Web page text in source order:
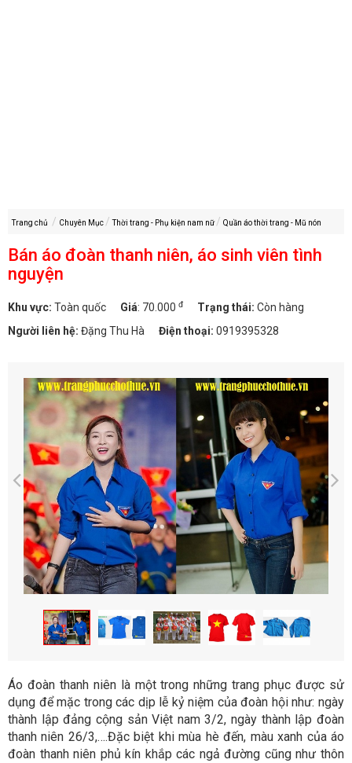
Trang chủ Chuyên Mục Thời trang - Phụ kiện nam nữ Quần áo thời trang - Mũ nón
Bán áo đoàn thanh niên, áo sinh viên tình
nguyện
Khu vực: Toàn quốc Giá: 70.000 đ Trạng thái: Còn hàng
Người liên hệ: Đặng Thu Hà Điện thoại: 0919395328
Áo đoàn thanh niên là một trong những trang phục được sử
dụng để mặc trong các dịp lễ kỷ niệm của đoàn hội như: ngày
thành lập đảng cộng sản Việt nam 3/2, ngày thành lập đoàn
thanh niên 26/3,….Đặc biệt khi mùa hè đến, màu xanh của áo
đoàn thanh niên phủ kín khắp các ngả đường cũng như thôn